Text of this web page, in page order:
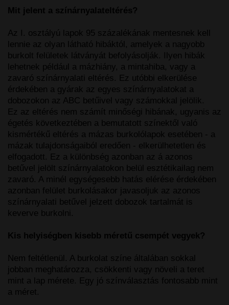
Mit jelent a színárnyalateltérés?
Az I. osztályú lapok 95 százalékának mentesnek kell
lennie az olyan látható hibáktól, amelyek a nagyobb
burkolt felületek látványát befolyásolják. Ilyen hibák
lehetnek például a mázhiány, a mintahiba, vagy a
zavaró színárnyalati eltérés. Ez utóbbi elkerülése
érdekében a gyárak az egyes színárnyalatokat a
dobozokon az ABC betűivel vagy számokkal jelölik.
Ez az eltérés nem számít minőségi hibának, ugyanis az
égetés következtében a bemutatott színektől való
kismértékű eltérés a mázas burkolólapok esetében - a
mázak tulajdonságaiból eredően - elkerülhetetlen és
elfogadott. Ez a különbség azonban az á azonos
betűvel jelölt színárnyalatokon belül esztétikailag nem
zavaró. A minél egységesebb hatás elérése érdekében
azonban felület burkolásakor javasoljuk az azonos
színárnyalati betűvel jelzett dobozok tartalmát is
keverve burkolni.
Kis helyiségben kisebb méretű csempét vegyek?
Nem feltétlenül. A burkolat színe általában sokkal
jobban meghatározza, csökkenti vagy növeli a teret
mint a lap mérete. Egy jó színválasztás fontosabb mint
a méret.